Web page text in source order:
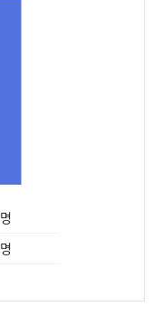
명
명